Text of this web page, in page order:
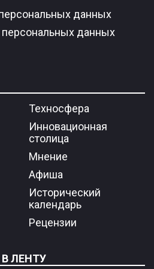
данных
данных
Техносфера
Инновационная
столица
Мнение
Афиша
Исторический
календарь
Рецензии
В ЛЕНТУ